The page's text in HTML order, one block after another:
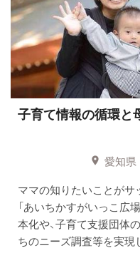
子育て情報の循環と
愛知県
ママの知りたいことがサ
「あいちかすがいっこ広
本化や、子育て支援団体
ちのニーズ調査等を実現